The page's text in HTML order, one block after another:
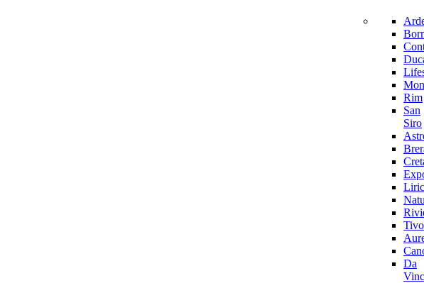
Rim
San
Siro
Da